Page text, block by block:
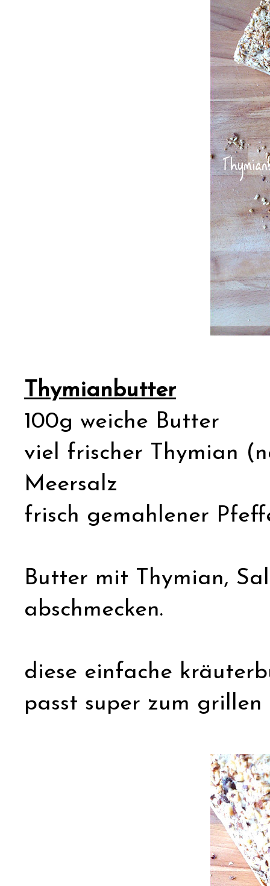
Thymianbutter
100g weiche Butter
viel frischer Thymian
Meersalz
frisch gemahlener
Butter mit Thymian,
abschmecken.
diese einfache
passt super zum